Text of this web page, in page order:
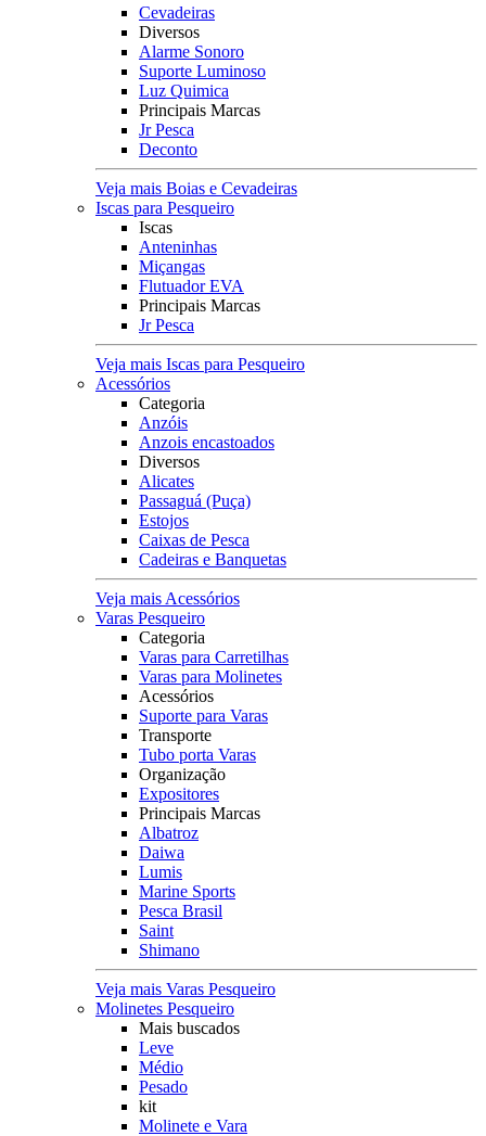
Cevadeiras
Diversos
Alarme Sonoro
Suporte Luminoso
Luz Quimica
Principais Marcas
Jr Pesca
Deconto
Veja mais Boias e Cevadeiras
Iscas para Pesqueiro
Iscas
Anteninhas
Miçangas
Flutuador EVA
Principais Marcas
Jr Pesca
Veja mais Iscas para Pesqueiro
Acessórios
Categoria
Anzóis
Anzois encastoados
Diversos
Alicates
Passaguá (Puça)
Estojos
Caixas de Pesca
Cadeiras e Banquetas
Veja mais Acessórios
Varas Pesqueiro
Categoria
Varas para Carretilhas
Varas para Molinetes
Acessórios
Suporte para Varas
Transporte
Tubo porta Varas
Organização
Expositores
Principais Marcas
Albatroz
Daiwa
Lumis
Marine Sports
Pesca Brasil
Saint
Shimano
Veja mais Varas Pesqueiro
Molinetes Pesqueiro
Mais buscados
Leve
Médio
Pesado
kit
Molinete e Vara